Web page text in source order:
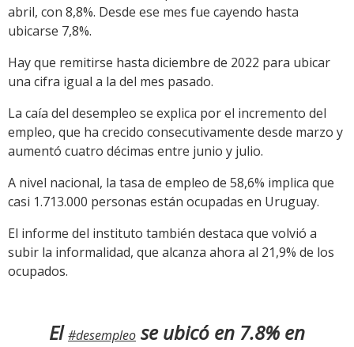
abril, con 8,8%. Desde ese mes fue cayendo hasta
ubicarse 7,8%.
Hay que remitirse hasta diciembre de 2022 para ubicar
una cifra igual a la del mes pasado.
La caía del desempleo se explica por el incremento del
empleo, que ha crecido consecutivamente desde marzo y
aumentó cuatro décimas entre junio y julio.
A nivel nacional, la tasa de empleo de 58,6% implica que
casi 1.713.000 personas están ocupadas en Uruguay.
El informe del instituto también destaca que volvió a
subir la informalidad, que alcanza ahora al 21,9% de los
ocupados.
El#desempleo se ubicó en 7.8% en